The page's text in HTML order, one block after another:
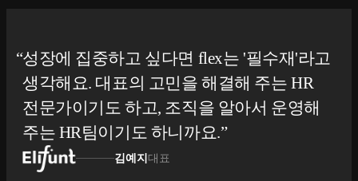
성장에 집중하고 싶다면 flex는 '필수재'라고
생각해요. 대표의 고민을 해결해 주는 HR
전문가이기도 하고, 조직을 알아서 운영해
주는 HR팀이기도 하니까요.
김예지 대표